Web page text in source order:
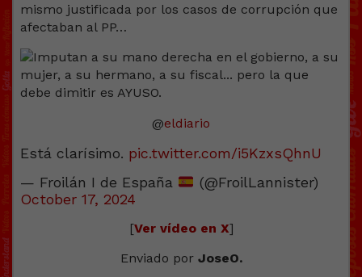
mismo justificada por los casos de corrupción que
afectaban al PP…
@eldiario
Está clarísimo. pic.twitter.com/i5KzxsQhnU
— Froilán I de España
(@FroilLannister)
October 17, 2024
[Ver vídeo en X]
Enviado por JoseO.